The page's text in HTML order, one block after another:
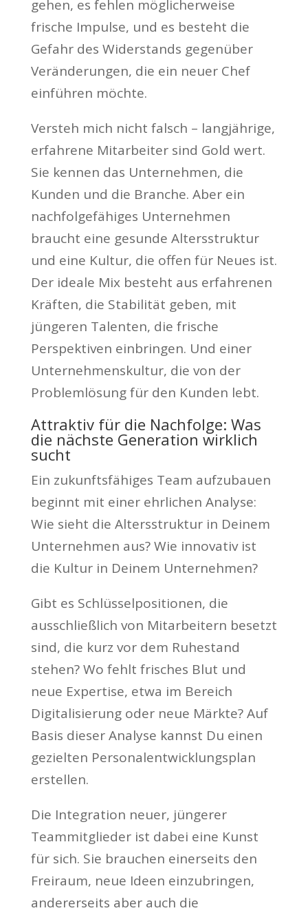
gehen, es fehlen möglicherweise
frische Impulse, und es besteht die
Gefahr des Widerstands gegenüber
Veränderungen, die ein neuer Chef
einführen möchte.
Versteh mich nicht falsch – langjährige,
erfahrene Mitarbeiter sind Gold wert.
Sie kennen das Unternehmen, die
Kunden und die Branche. Aber ein
nachfolgefähiges Unternehmen
braucht eine gesunde Altersstruktur
und eine Kultur, die offen für Neues ist.
Der ideale Mix besteht aus erfahrenen
Kräften, die Stabilität geben, mit
jüngeren Talenten, die frische
Perspektiven einbringen. Und einer
Unternehmenskultur, die von der
Problemlösung für den Kunden lebt.
Attraktiv für die Nachfolge: Was
die nächste Generation wirklich
sucht
Ein zukunftsfähiges Team aufzubauen
beginnt mit einer ehrlichen Analyse:
Wie sieht die Altersstruktur in Deinem
Unternehmen aus? Wie innovativ ist
die Kultur in Deinem Unternehmen?
Gibt es Schlüsselpositionen, die
ausschließlich von Mitarbeitern besetzt
sind, die kurz vor dem Ruhestand
stehen? Wo fehlt frisches Blut und
neue Expertise, etwa im Bereich
Digitalisierung oder neue Märkte? Auf
Basis dieser Analyse kannst Du einen
gezielten Personalentwicklungsplan
erstellen.
Die Integration neuer, jüngerer
Teammitglieder ist dabei eine Kunst
für sich. Sie brauchen einerseits den
Freiraum, neue Ideen einzubringen,
andererseits aber auch die